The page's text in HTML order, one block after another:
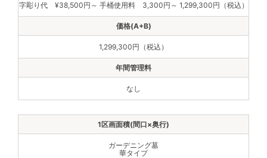
字彫り代 ¥38,500円～ 手桶使用料 3,300円～ 1,299,300円（税込）
1,299,300円（税込）
なし
ガーデニング墓
華タイプ